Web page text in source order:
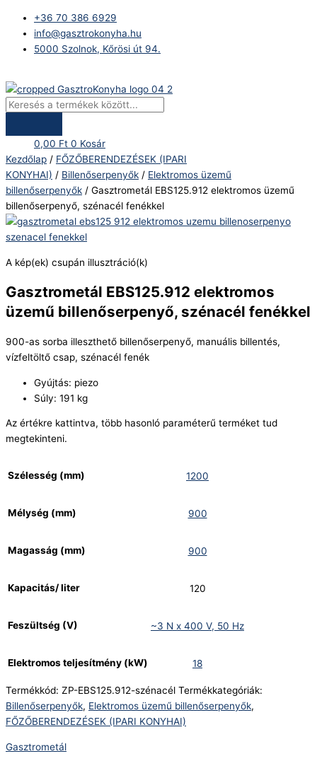
content
+36 70 386 6929
info@gasztrokonyha.hu
5000 Szolnok, Kőrösi út 94.
search
0,00 Ft 0 Kosár
Kezdőlap / FŐZŐBERENDEZÉSEK (IPARI
KONYHAI) / Billenőserpenyők / Elektromos üzemű
billenőserpenyők / Gasztrometál EBS125.912 elektromos üzemű
billenőserpenyő, szénacél fenékkel
A kép(ek) csupán illusztráció(k)
Gasztrometál EBS125.912 elektromos
üzemű billenőserpenyő, szénacél fenékkel
900-as sorba illeszthető billenőserpenyő, manuális billentés,
vízfeltöltő csap, szénacél fenék
Gyújtás: piezo
Súly: 191 kg
Az értékre kattintva, több hasonló paraméterű terméket tud
megtekinteni.
Szélesség (mm) 1200
Mélység (mm) 900
Magasság (mm) 900
Kapacitás/ liter 120
Feszültség (V) ~3 N x 400 V, 50 Hz
Elektromos teljesítmény (kW) 18
Termékkód: ZP-EBS125.912-szénacél Termékkategóriák:
Billenőserpenyők, Elektromos üzemű billenőserpenyők,
FŐZŐBERENDEZÉSEK (IPARI KONYHAI)
Gasztrometál
EBS125.912
elektromos
üzemű
szénacél
fenékkel
mennyiség